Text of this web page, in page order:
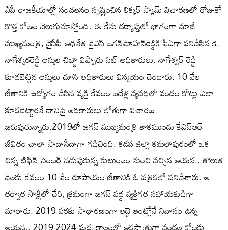
ఏపీ రాజకీయాల్లో సంచలనం సృష్టించిన లిక్కర్ స్కామ్ విచారణలో రోజుకో
కొత్త కోణం వెలుగుచూస్తోంది. ఈ కేసు దర్యాప్తులో భాగంగా మాజీ
ముఖ్యమంత్రి, వైసీపీ అధినేత వైఎస్ జగన్‌మోహన్‌రెడ్డికి పీఏగా పనిచేసిన కె.
నాగేశ్వరరెడ్డి ఆస్తుల చిట్టా విప్పారు సిట్‌ అధికారులు. నాగేశ్వర్‌ రెడ్డి
కూడబెట్టిన ఆస్తులు చూసి అధికారులు విస్మయం చెందారు. 10 వేల
జీతానికి ఉద్యోగం చేసిన వ్యక్తి కేవలం ఐదేళ్ల వ్యవధిలో వందల కోట్లు ఎలా
కూడబెట్టారనే దానిపై అధికారులు లోతుగా విచారణ
జరుపుతున్నారు.2019లో జగన్ ముఖ్యమంత్రి కాకముందు కేఎన్‌ఆర్
జీవితం చాలా సాదాసీదాగా గడిచింది. కడప జిల్లా కమలాపురంలో ఒక
చిన్న టిఫిన్ సెంటర్ నడుపుకున్న కుటుంబం నుంచి వచ్చిన ఆయన.. తొలుత
నెలకు కేవలం 10 వేల రూపాయల జీతానికి ఓ పత్రికలో పనిచేశారు. ఆ
తర్వాత సాక్షిలో చేరి, క్రమంగా జగన్ వద్ద వ్యక్తిగత సహాయకుడిగా
మారారు. 2019 వరకు సాధారణంగా అద్దె ఇంట్లోనే నివాసం ఉన్న